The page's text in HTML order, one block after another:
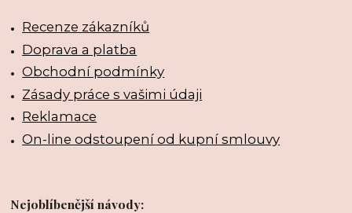
Recenze zákazníků
Doprava a platba
Obchodní podmínky
Zásady práce s vašimi údaji
Reklamace
On-line odstoupení od kupní smlouvy
Nejoblíbenější návody: